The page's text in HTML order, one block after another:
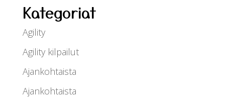
Kategoriat
Agility
Agility kilpailut
Ajankohtaista
Ajankohtaista